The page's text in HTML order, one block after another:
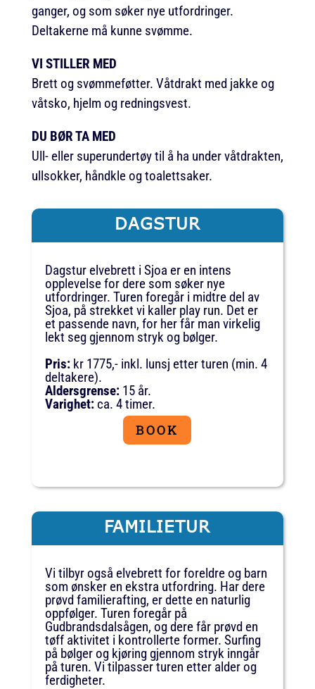
ganger, og som søker nye utfordringer.
Deltakerne må kunne svømme.
VI STILLER MED
Brett og svømmeføtter. Våtdrakt med jakke og
våtsko, hjelm og redningsvest.
DU BØR TA MED
Ull- eller superundertøy til å ha under våtdrakten,
ullsokker, håndkle og toalettsaker.
DAGSTUR
Dagstur elvebrett i Sjoa er en intens
opplevelse for dere som søker nye
utfordringer. Turen foregår i midtre del av
Sjoa, på strekket vi kaller play run. Det er
et passende navn, for her får man virkelig
lekt seg gjennom stryk og bølger.
Pris:kr 1775,- inkl. lunsj etter turen (min. 4
deltakere).
Aldersgrense:15 år.
Varighet:ca. 4 timer.
BOOK
FAMILIETUR
Vi tilbyr også elvebrett for foreldre og barn
som ønsker en ekstra utfordring. Har dere
prøvd familierafting, er dette en naturlig
oppfølger. Turen foregår på
Gudbrandsdalsågen, og dere får prøvd en
tøff aktivitet i kontrollerte former. Surfing
på bølger og kjøring gjennom stryk inngår
på turen. Vi tilpasser turen etter alder og
ferdigheter.